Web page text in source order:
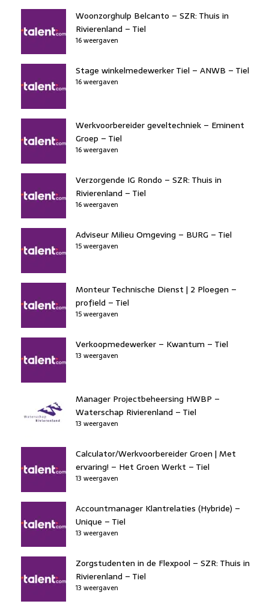
Woonzorghulp Belcanto – SZR: Thuis in
Rivierenland – Tiel
16 weergaven
Stage winkelmedewerker Tiel – ANWB – Tiel
16 weergaven
Werkvoorbereider geveltechniek – Eminent
Groep – Tiel
16 weergaven
Verzorgende IG Rondo – SZR: Thuis in
Rivierenland – Tiel
16 weergaven
Adviseur Milieu Omgeving – BURG – Tiel
15 weergaven
Monteur Technische Dienst | 2 Ploegen –
profield – Tiel
15 weergaven
Verkoopmedewerker – Kwantum – Tiel
13 weergaven
Manager Projectbeheersing HWBP –
Waterschap Rivierenland – Tiel
13 weergaven
Calculator/Werkvoorbereider Groen | Met
ervaring! – Het Groen Werkt – Tiel
13 weergaven
Accountmanager Klantrelaties (Hybride) –
Unique – Tiel
13 weergaven
Zorgstudenten in de Flexpool – SZR: Thuis in
Rivierenland – Tiel
13 weergaven